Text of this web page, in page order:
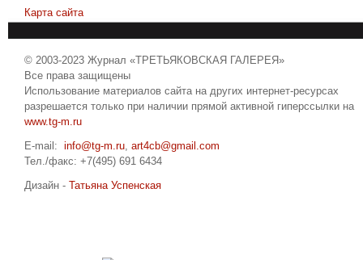
Карта сайта
© 2003-2023 Журнал «ТРЕТЬЯКОВСКАЯ ГАЛЕРЕЯ»
Все права защищены
Использование материалов сайта на других интернет-ресурсах
разрешается только при наличии прямой активной гиперссылки на
www.tg-m.ru
E-mail: info@tg-m.ru, art4cb@gmail.com
Тел./факс: +7(495) 691 6434
Дизайн - Татьяна Успенская